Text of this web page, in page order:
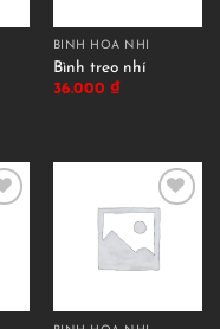
BÌNH HOA NHÍ
Bình treo nhí
36.000 ₫